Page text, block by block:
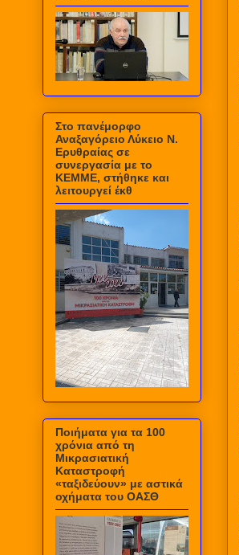
Στο πανέμορφο
Αναξαγόρειο Λύκειο Ν.
Ερυθραίας σε
συνεργασία με το
ΚΕΜΜΕ, στήθηκε και
λειτουργεί έκθ
Ποιήματα για τα 100
χρόνια από τη
Μικρασιατική
Καταστροφή
«ταξιδεύουν» με αστικά
οχήματα του ΟΑΣΘ